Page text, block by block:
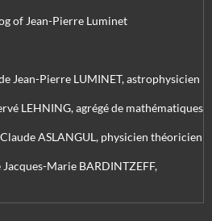
of Jean-Pierre Luminet
Jean-Pierre LUMINET, astrophysicien
LEHNING, agrégé de mathématiques
ASLANGUL, physicien théoricien
Marie BARDINTZEFF,